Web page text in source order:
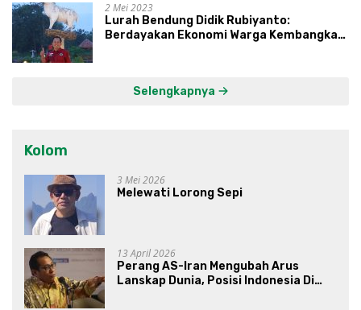
2 Mei 2023
Lurah Bendung Didik Rubiyanto:
Berdayakan Ekonomi Warga Kembangkan
Selengkapnya
Kolom
3 Mei 2026
Melewati Lorong Sepi
13 April 2026
Perang AS-Iran Mengubah Arus
Lanskap Dunia, Posisi Indonesia Di